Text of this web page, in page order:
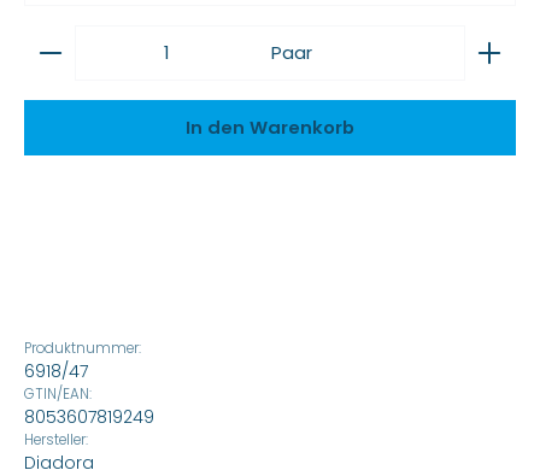
Produkt Anzahl: Gib den gewünschten Wert
Paar
In den Warenkorb
Produktnummer:
6918/47
GTIN/EAN:
8053607819249
Hersteller:
Diadora